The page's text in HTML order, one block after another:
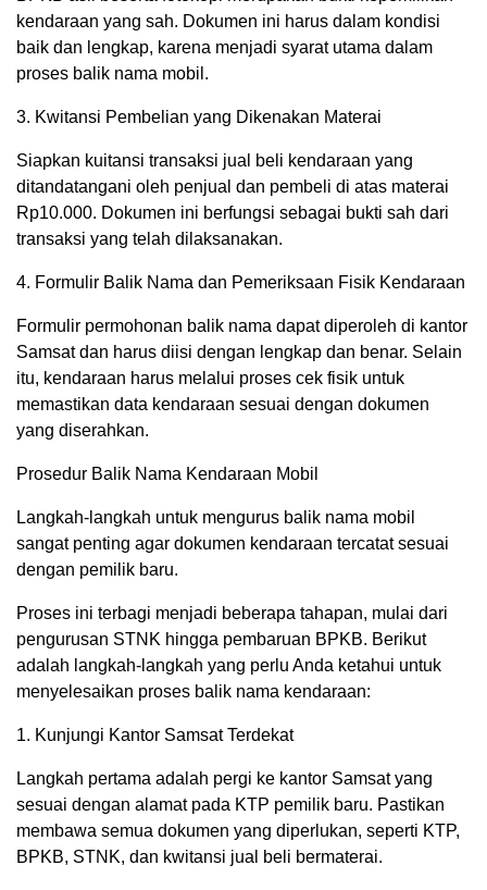
kendaraan yang sah. Dokumen ini harus dalam kondisi
baik dan lengkap, karena menjadi syarat utama dalam
proses balik nama mobil.
3. Kwitansi Pembelian yang Dikenakan Materai
Siapkan kuitansi transaksi jual beli kendaraan yang
ditandatangani oleh penjual dan pembeli di atas materai
Rp10.000. Dokumen ini berfungsi sebagai bukti sah dari
transaksi yang telah dilaksanakan.
4. Formulir Balik Nama dan Pemeriksaan Fisik Kendaraan
Formulir permohonan balik nama dapat diperoleh di kantor
Samsat dan harus diisi dengan lengkap dan benar. Selain
itu, kendaraan harus melalui proses cek fisik untuk
memastikan data kendaraan sesuai dengan dokumen
yang diserahkan.
Prosedur Balik Nama Kendaraan Mobil
Langkah-langkah untuk mengurus balik nama mobil
sangat penting agar dokumen kendaraan tercatat sesuai
dengan pemilik baru.
Proses ini terbagi menjadi beberapa tahapan, mulai dari
pengurusan STNK hingga pembaruan BPKB. Berikut
adalah langkah-langkah yang perlu Anda ketahui untuk
menyelesaikan proses balik nama kendaraan:
1. Kunjungi Kantor Samsat Terdekat
Langkah pertama adalah pergi ke kantor Samsat yang
sesuai dengan alamat pada KTP pemilik baru. Pastikan
membawa semua dokumen yang diperlukan, seperti KTP,
BPKB, STNK, dan kwitansi jual beli bermaterai.